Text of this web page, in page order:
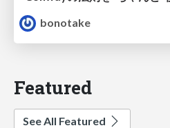
bonotake
Featured
See All Featured